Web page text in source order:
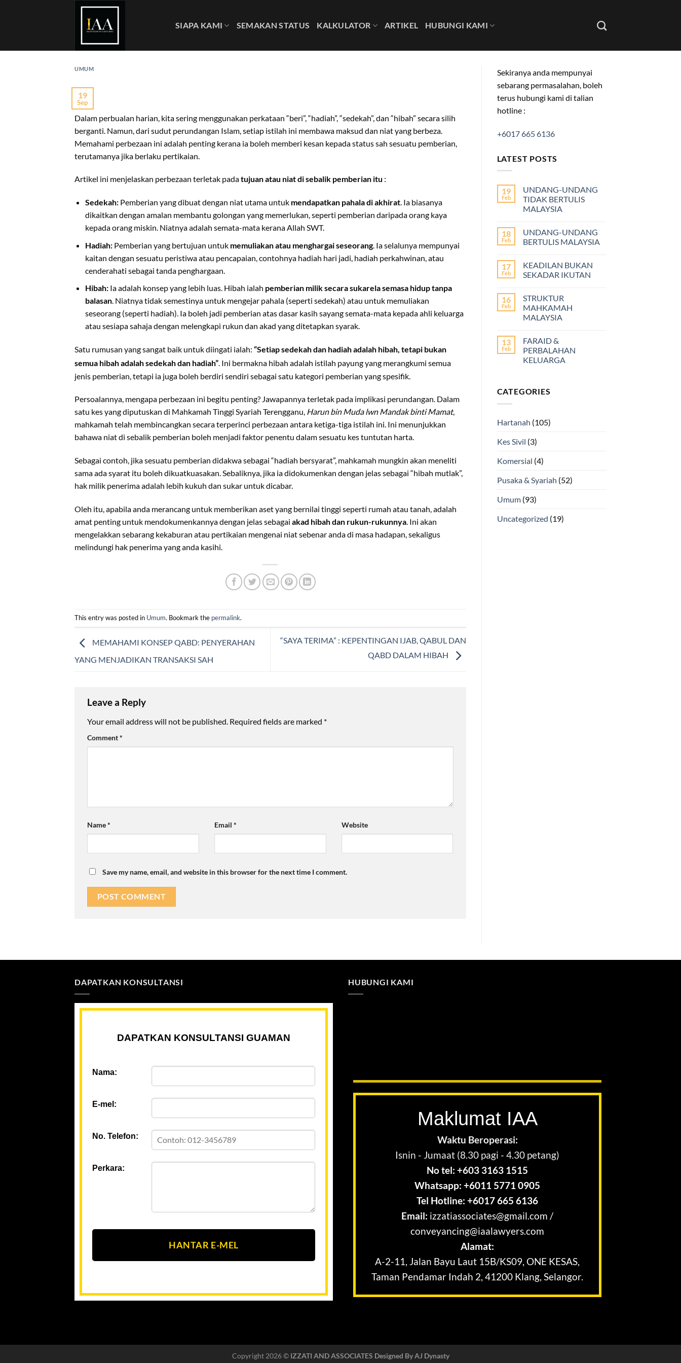
SIAPA KAMI SEMAKAN STATUS KALKULATOR ARTIKEL HUBUNGI KAMI
UMUM
19
Sep
Dalam perbualan harian, kita sering menggunakan perkataan “beri”, “hadiah”, “sedekah”, dan “hibah” secara silih
berganti. Namun, dari sudut perundangan Islam, setiap istilah ini membawa maksud dan niat yang berbeza.
Memahami perbezaan ini adalah penting kerana ia boleh memberi kesan kepada status sah sesuatu pemberian,
terutamanya jika berlaku pertikaian.
Artikel ini menjelaskan perbezaan terletak padatujuan atau niat di sebalik pemberian itu :
Sedekah:Pemberian yang dibuat dengan niat utama untuk mendapatkan pahala di akhirat. Ia biasanya
dikaitkan dengan amalan membantu golongan yang memerlukan, seperti pemberian daripada orang kaya
kepada orang miskin. Niatnya adalah semata-mata kerana Allah SWT.
Hadiah:Pemberian yang bertujuan untuk memuliakan atau menghargai seseorang. Ia selalunya mempunyai
kaitan dengan sesuatu peristiwa atau pencapaian, contohnya hadiah hari jadi, hadiah perkahwinan, atau
cenderahati sebagai tanda penghargaan.
Hibah:Ia adalah konsep yang lebih luas. Hibah ialah pemberian milik secara sukarela semasa hidup tanpa
balasan. Niatnya tidak semestinya untuk mengejar pahala (seperti sedekah) atau untuk memuliakan
seseorang (seperti hadiah). Ia boleh jadi pemberian atas dasar kasih sayang semata-mata kepada ahli keluarga
atau sesiapa sahaja dengan melengkapi rukun dan akad yang ditetapkan syarak.
Satu rumusan yang sangat baik untuk diingati ialah: “Setiap sedekah dan hadiah adalah hibah, tetapi bukan
semua hibah adalah sedekah dan hadiah”. Ini bermakna hibah adalah istilah payung yang merangkumi semua
jenis pemberian, tetapi ia juga boleh berdiri sendiri sebagai satu kategori pemberian yang spesifik.
Persoalannya, mengapa perbezaan ini begitu penting? Jawapannya terletak pada implikasi perundangan. Dalam
satu kes yang diputuskan di Mahkamah Tinggi Syariah Terengganu, Harun bin Muda lwn Mandak binti Mamat,
mahkamah telah membincangkan secara terperinci perbezaan antara ketiga-tiga istilah ini. Ini menunjukkan
bahawa niat di sebalik pemberian boleh menjadi faktor penentu dalam sesuatu kes tuntutan harta.
Sebagai contoh, jika sesuatu pemberian didakwa sebagai “hadiah bersyarat”, mahkamah mungkin akan meneliti
sama ada syarat itu boleh dikuatkuasakan. Sebaliknya, jika ia didokumenkan dengan jelas sebagai “hibah mutlak”,
hak milik penerima adalah lebih kukuh dan sukar untuk dicabar.
Oleh itu, apabila anda merancang untuk memberikan aset yang bernilai tinggi seperti rumah atau tanah, adalah
amat penting untuk mendokumenkannya dengan jelas sebagai akad hibah dan rukun-rukunnya. Ini akan
mengelakkan sebarang kekaburan atau pertikaian mengenai niat sebenar anda di masa hadapan, sekaligus
melindungi hak penerima yang anda kasihi.
This entry was posted in Umum. Bookmark the permalink.
MEMAHAMI KONSEP QABD: PENYERAHAN
YANG MENJADIKAN TRANSAKSI SAH
“SAYA TERIMA” : KEPENTINGAN IJAB, QABUL DAN
QABD DALAM HIBAH
Leave a Reply
Your email address will not be published. Required fields are marked *
Comment*
Name* Email * Website
Save my name, email, and website in this browser for the next time I comment.
Sekiranya anda mempunyai
sebarang permasalahan, boleh
terus hubungi kami di talian
hotline :
+6017 665 6136
LATEST POSTS
19
Feb
UNDANG-UNDANG
TIDAK BERTULIS
MALAYSIA
18
Feb
UNDANG-UNDANG
BERTULIS MALAYSIA
17
Feb
KEADILAN BUKAN
SEKADAR IKUTAN
16
Feb
STRUKTUR
MAHKAMAH
MALAYSIA
13
Feb
FARAID &
PERBALAHAN
KELUARGA
CATEGORIES
Hartanah (105)
Kes Sivil (3)
Komersial (4)
Pusaka & Syariah (52)
Umum(93)
Uncategorized (19)
DAPATKAN KONSULTANSI
DAPATKAN KONSULTANSI GUAMAN
Nama:
E-mel:
No. Telefon:
Perkara:
HANTAR E-MEL
HUBUNGI KAMI
Maklumat IAA
Waktu Beroperasi:
Isnin - Jumaat (8.30 pagi - 4.30 petang)
No tel: +603 3163 1515
Whatsapp: +6011 5771 0905
Tel Hotline: +6017 665 6136
Email: izzatiassociates@gmail.com /
conveyancing@iaalawyers.com
Alamat:
A-2-11, Jalan Bayu Laut 15B/KS09, ONE KESAS,
Taman Pendamar Indah 2, 41200 Klang, Selangor.
Copyright 2026 © IZZATI AND ASSOCIATES Designed By AJ Dynasty